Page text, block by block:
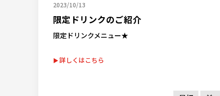
2023/10/13
限定ドリンクのご紹介
限定ドリンクメニュー★
詳しくはこちら